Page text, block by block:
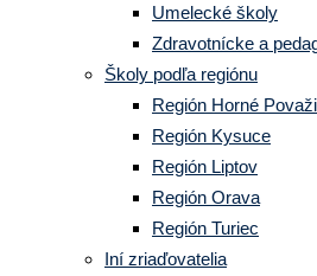
Umelecké školy
Zdravotnícke a
Školy podľa regiónu
Región Horné
Región Kysuce
Región Liptov
Región Orava
Región Turiec
Iní zriaďovatelia